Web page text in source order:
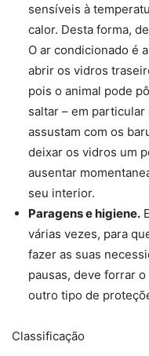
sensíveis à
calor. Desta forma,
O ar condicionado é
abrir os vidros
pois o animal pode
saltar – em
assustam com os
deixar os vidros um
ausentar
seu interior.
Paragens e higiene.
várias vezes, para
fazer as suas
pausas, deve forrar
outro tipo de
Classificação